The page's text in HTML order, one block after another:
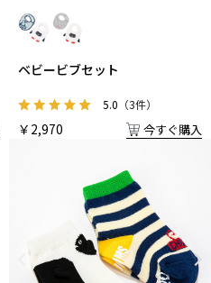
ベビービブセット
5.0 （3件）
￥2,970 今すぐ購入